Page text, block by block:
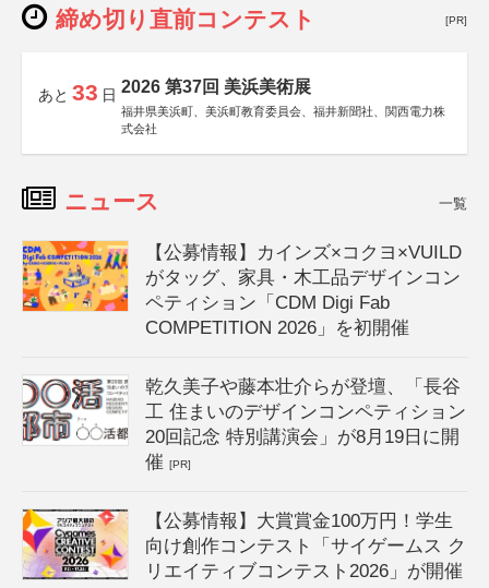
締め切り直前コンテスト [PR]
あと 33 日 2026 第37回 美浜美術展
福井県美浜町、美浜町教育委員会、福井新聞社、関西電力株
式会社
ニュース 一覧
【公募情報】カインズ×コクヨ×VUILD
がタッグ、家具・木工品デザインコン
ペティション「CDM Digi Fab
COMPETITION 2026」を初開催
乾久美子や藤本壮介らが登壇、「長谷
工 住まいのデザインコンペティション
20回記念 特別講演会」が8月19日に開
催[PR]
【公募情報】大賞賞金100万円！学生
向け創作コンテスト「サイゲームス ク
リエイティブコンテスト2026」が開催